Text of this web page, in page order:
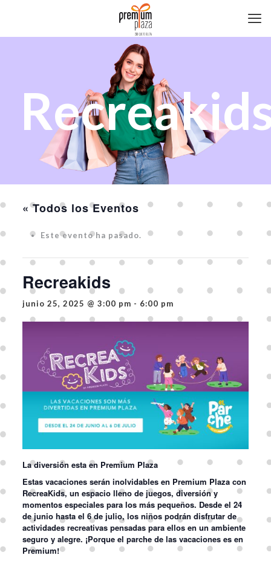
« Todos los Eventos
Este evento ha pasado.
Recreakids
junio 25, 2025 @ 3:00 pm - 6:00 pm
La diversión esta en Premium Plaza
Estas vacaciones serán inolvidables en Premium Plaza con
RecreaKids, un espacio lleno de juegos, diversión y
momentos especiales para los más pequeños. Desde el 24
de junio hasta el 6 de julio, los niños podrán disfrutar de
actividades recreativas pensadas para ellos en un ambiente
seguro y alegre. ¡Porque el parche de las vacaciones es en
Premium!